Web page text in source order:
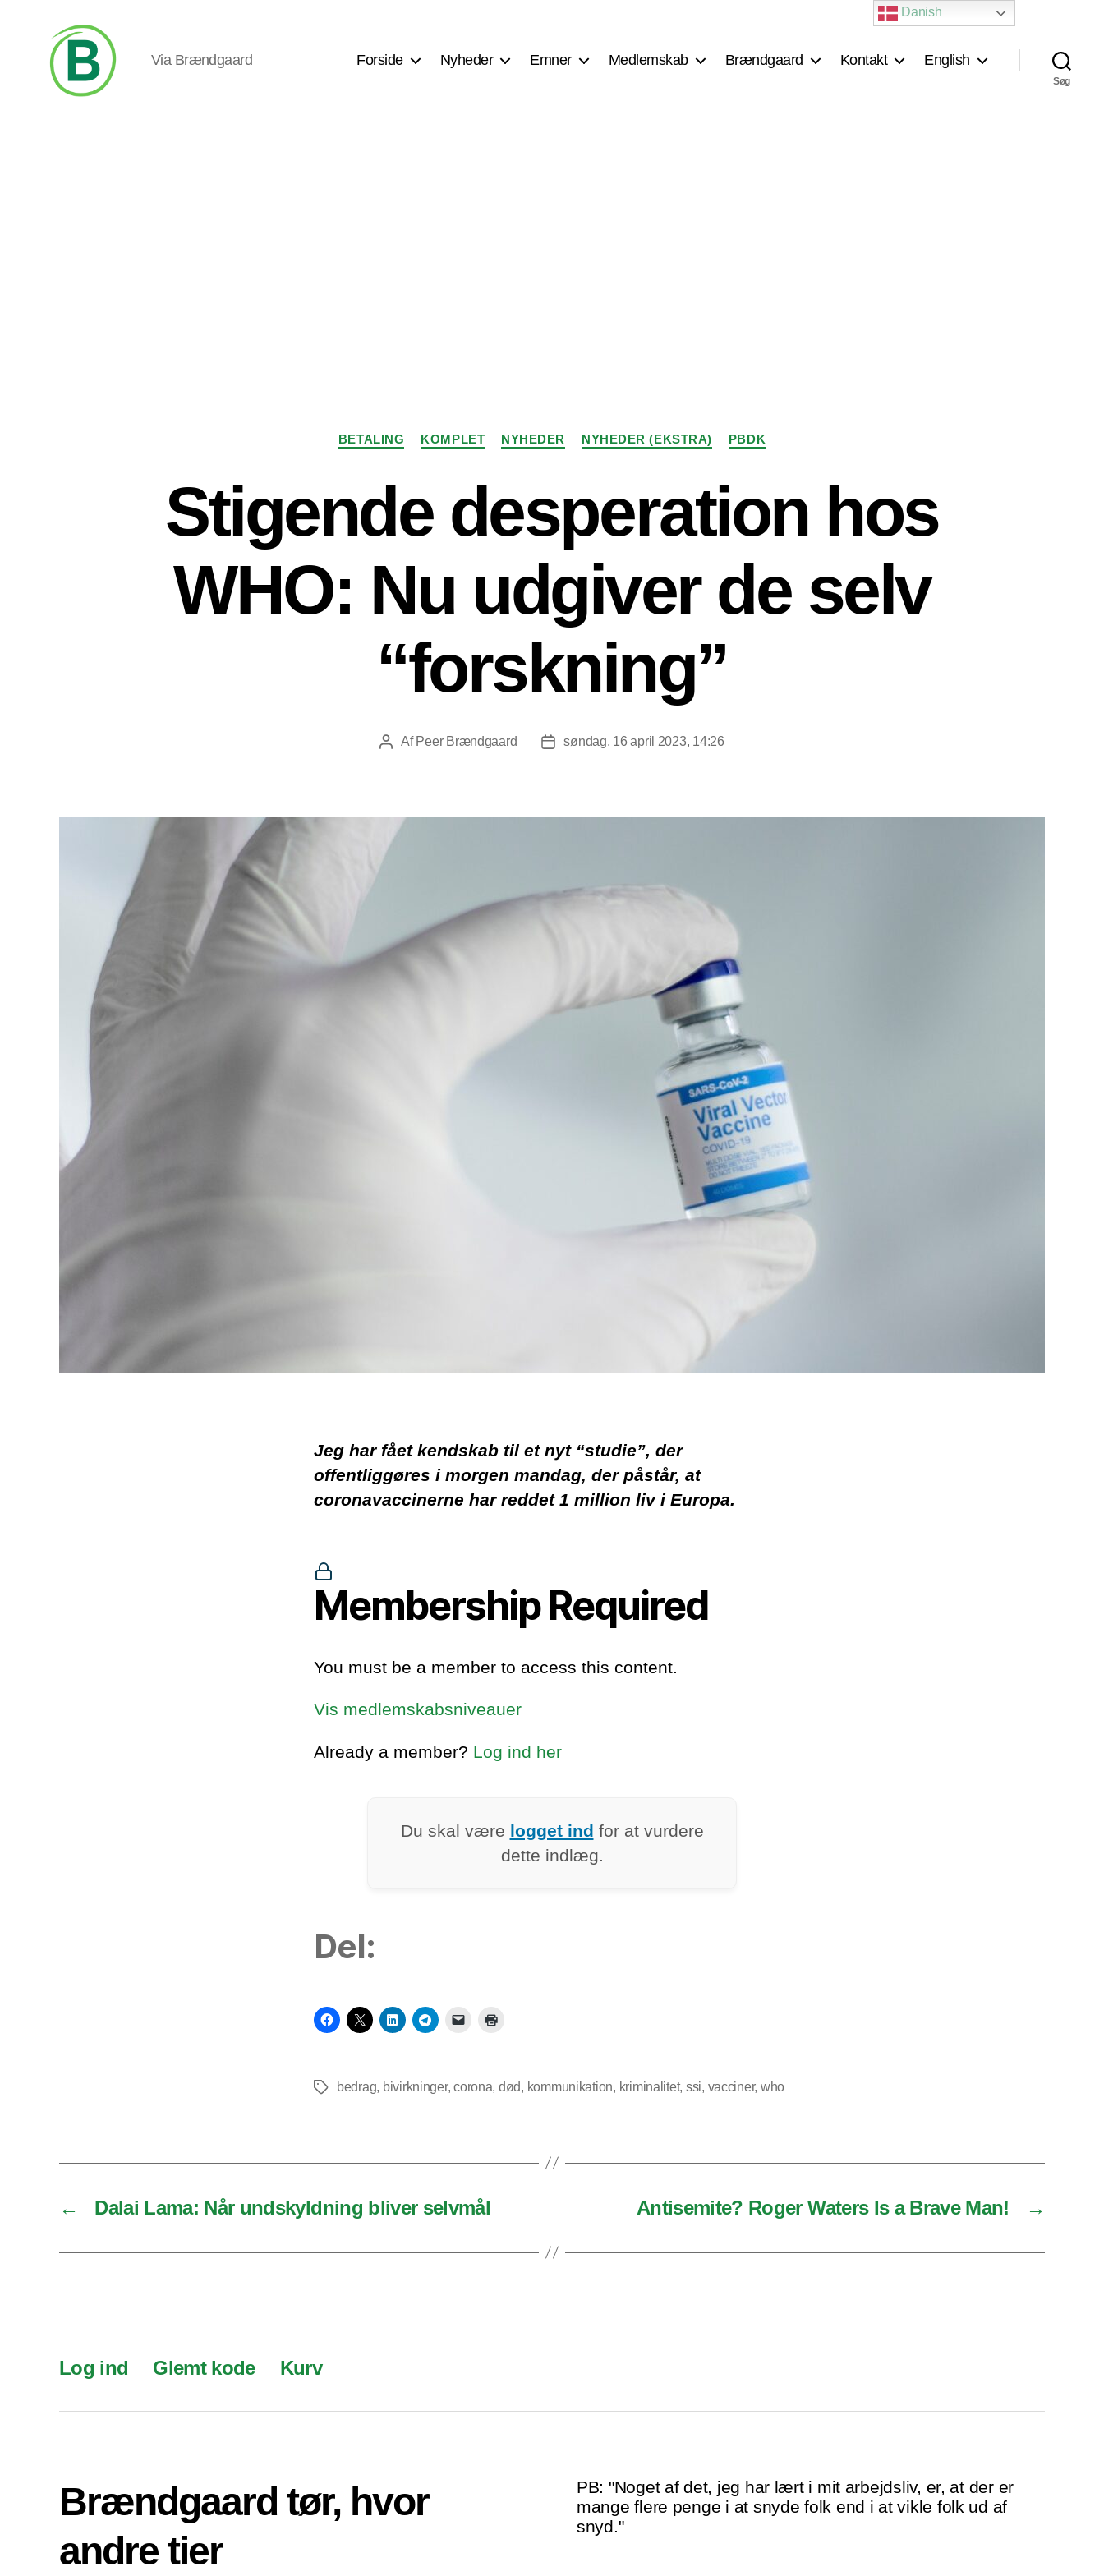
Via Brændgaard Forside Nyheder Emner Medlemskab Brændgaard Kontakt English
Søg
Kategorier
BETALING KOMPLET NYHEDER NYHEDER (EKSTRA) PBDK
Stigende desperation hos
WHO: Nu udgiver de selv
“forskning”
Indlægsforfatter
Af Peer Brændgaard Indlægsdato
søndag, 16 april 2023, 14:26
Jeg har fået kendskab til et nyt “studie”, der
offentliggøres i morgen mandag, der påstår, at
coronavaccinerne har reddet 1 million liv i Europa.
Membership Required
You must be a member to access this content.
Vis medlemskabsniveauer
Already a member? Log ind her
Du skal være logget ind for at vurdere
dette indlæg.
Del:
Tagsbedrag, bivirkninger,corona, død, kommunikation, kriminalitet, ssi, vacciner, who
← Dalai Lama: Når undskyldning bliver selvmål →
Antisemite? Roger Waters Is a Brave Man!
Log ind Glemt kode Kurv
Brændgaard tør, hvor
andre tier
PB: "Noget af det, jeg har lært i mit arbejdsliv, er, at der er
mange flere penge i at snyde folk end i at vikle folk ud af
snyd."
Danish